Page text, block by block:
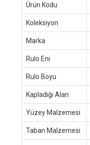
Ürün Kodu
Koleksiyon
Marka
Rulo Eni
Rulo Boyu
Kapladığı Alan
Yüzey Malzemesi
Taban Malzemesi